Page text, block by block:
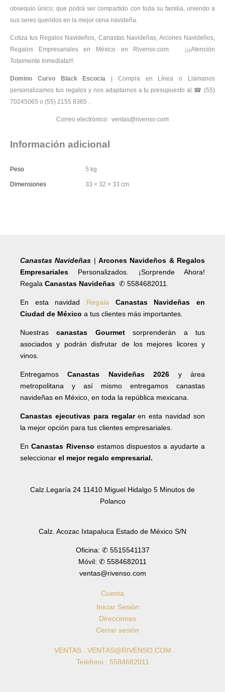
obsequio único; que podrá ser compartido con toda su familia, uniendo a
sus seres queridos en la mejor cena navideña.
Cotiza tus Regalos Navideños, Canastas Navideñas, Arcones Navideños,
Regalos Empresariales en México en Rivenso.com ¡¡¡Atención
Totalmente Inmediata!!!
Domino Curvo Black Escocia | Compra en Línea o Llámanos
personalizamos tus regalos y nos adaptarnos a tu presupuesto al ☎ (55)
70245065 o (55) 2155 8365 .
Correo electrónico: ventas@rivenso.com
Información adicional
Peso 5 kg
Dimensiones 33 × 32 × 33 cm
Canastas Navideñas |Arcones Navideños & Regalos
Empresariales Personalizados. ¡Sorprende Ahora!
Regala Canastas Navideñas ✆ 5584682011.
En esta navidad Regala Canastas Navideñas en
Ciudad de México a tus clientes más importantes.
Nuestrascanastas Gourmetsorprenderán a tus
asociados y podrán disfrutar de los mejores licores y
vinos.
EntregamosCanastas Navideñas 2026 y área
metropolitana y así mismo entregamos canastas
navideñas en México, en toda la república mexicana.
Canastas ejecutivas para regalaren esta navidad son
la mejor opción para tus clientes empresariales.
EnCanastas Rivenso estamos dispuestos a ayudarte a
seleccionar el mejor regalo empresarial.
Calz.Legaría 24 11410 Miguel Hidalgo 5 Minutos de
Polanco
Calz. Acozac Ixtapaluca Estado de México S/N
Oficina: ✆ 5515541137
Móvil: ✆ 5584682011
ventas@rivenso.com
Cuenta
Iniciar Sesión
Direcciones
Cerrar sesión
VENTAS : VENTAS@RIVENSO.COM
Teléfono : 5584682011